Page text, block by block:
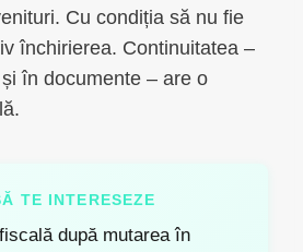
Cu condiția să nu fie
închirierea. Continuitatea –
în documente – are o
TE INTERESEZE
după mutarea în